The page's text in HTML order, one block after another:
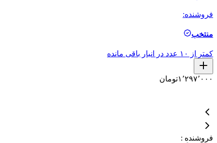
فروشنده:
منتخب
کمتر از ۱۰ عدد در انبار باقی مانده
۱٬۲۹۷٬۰۰۰تومان
فروشنده :